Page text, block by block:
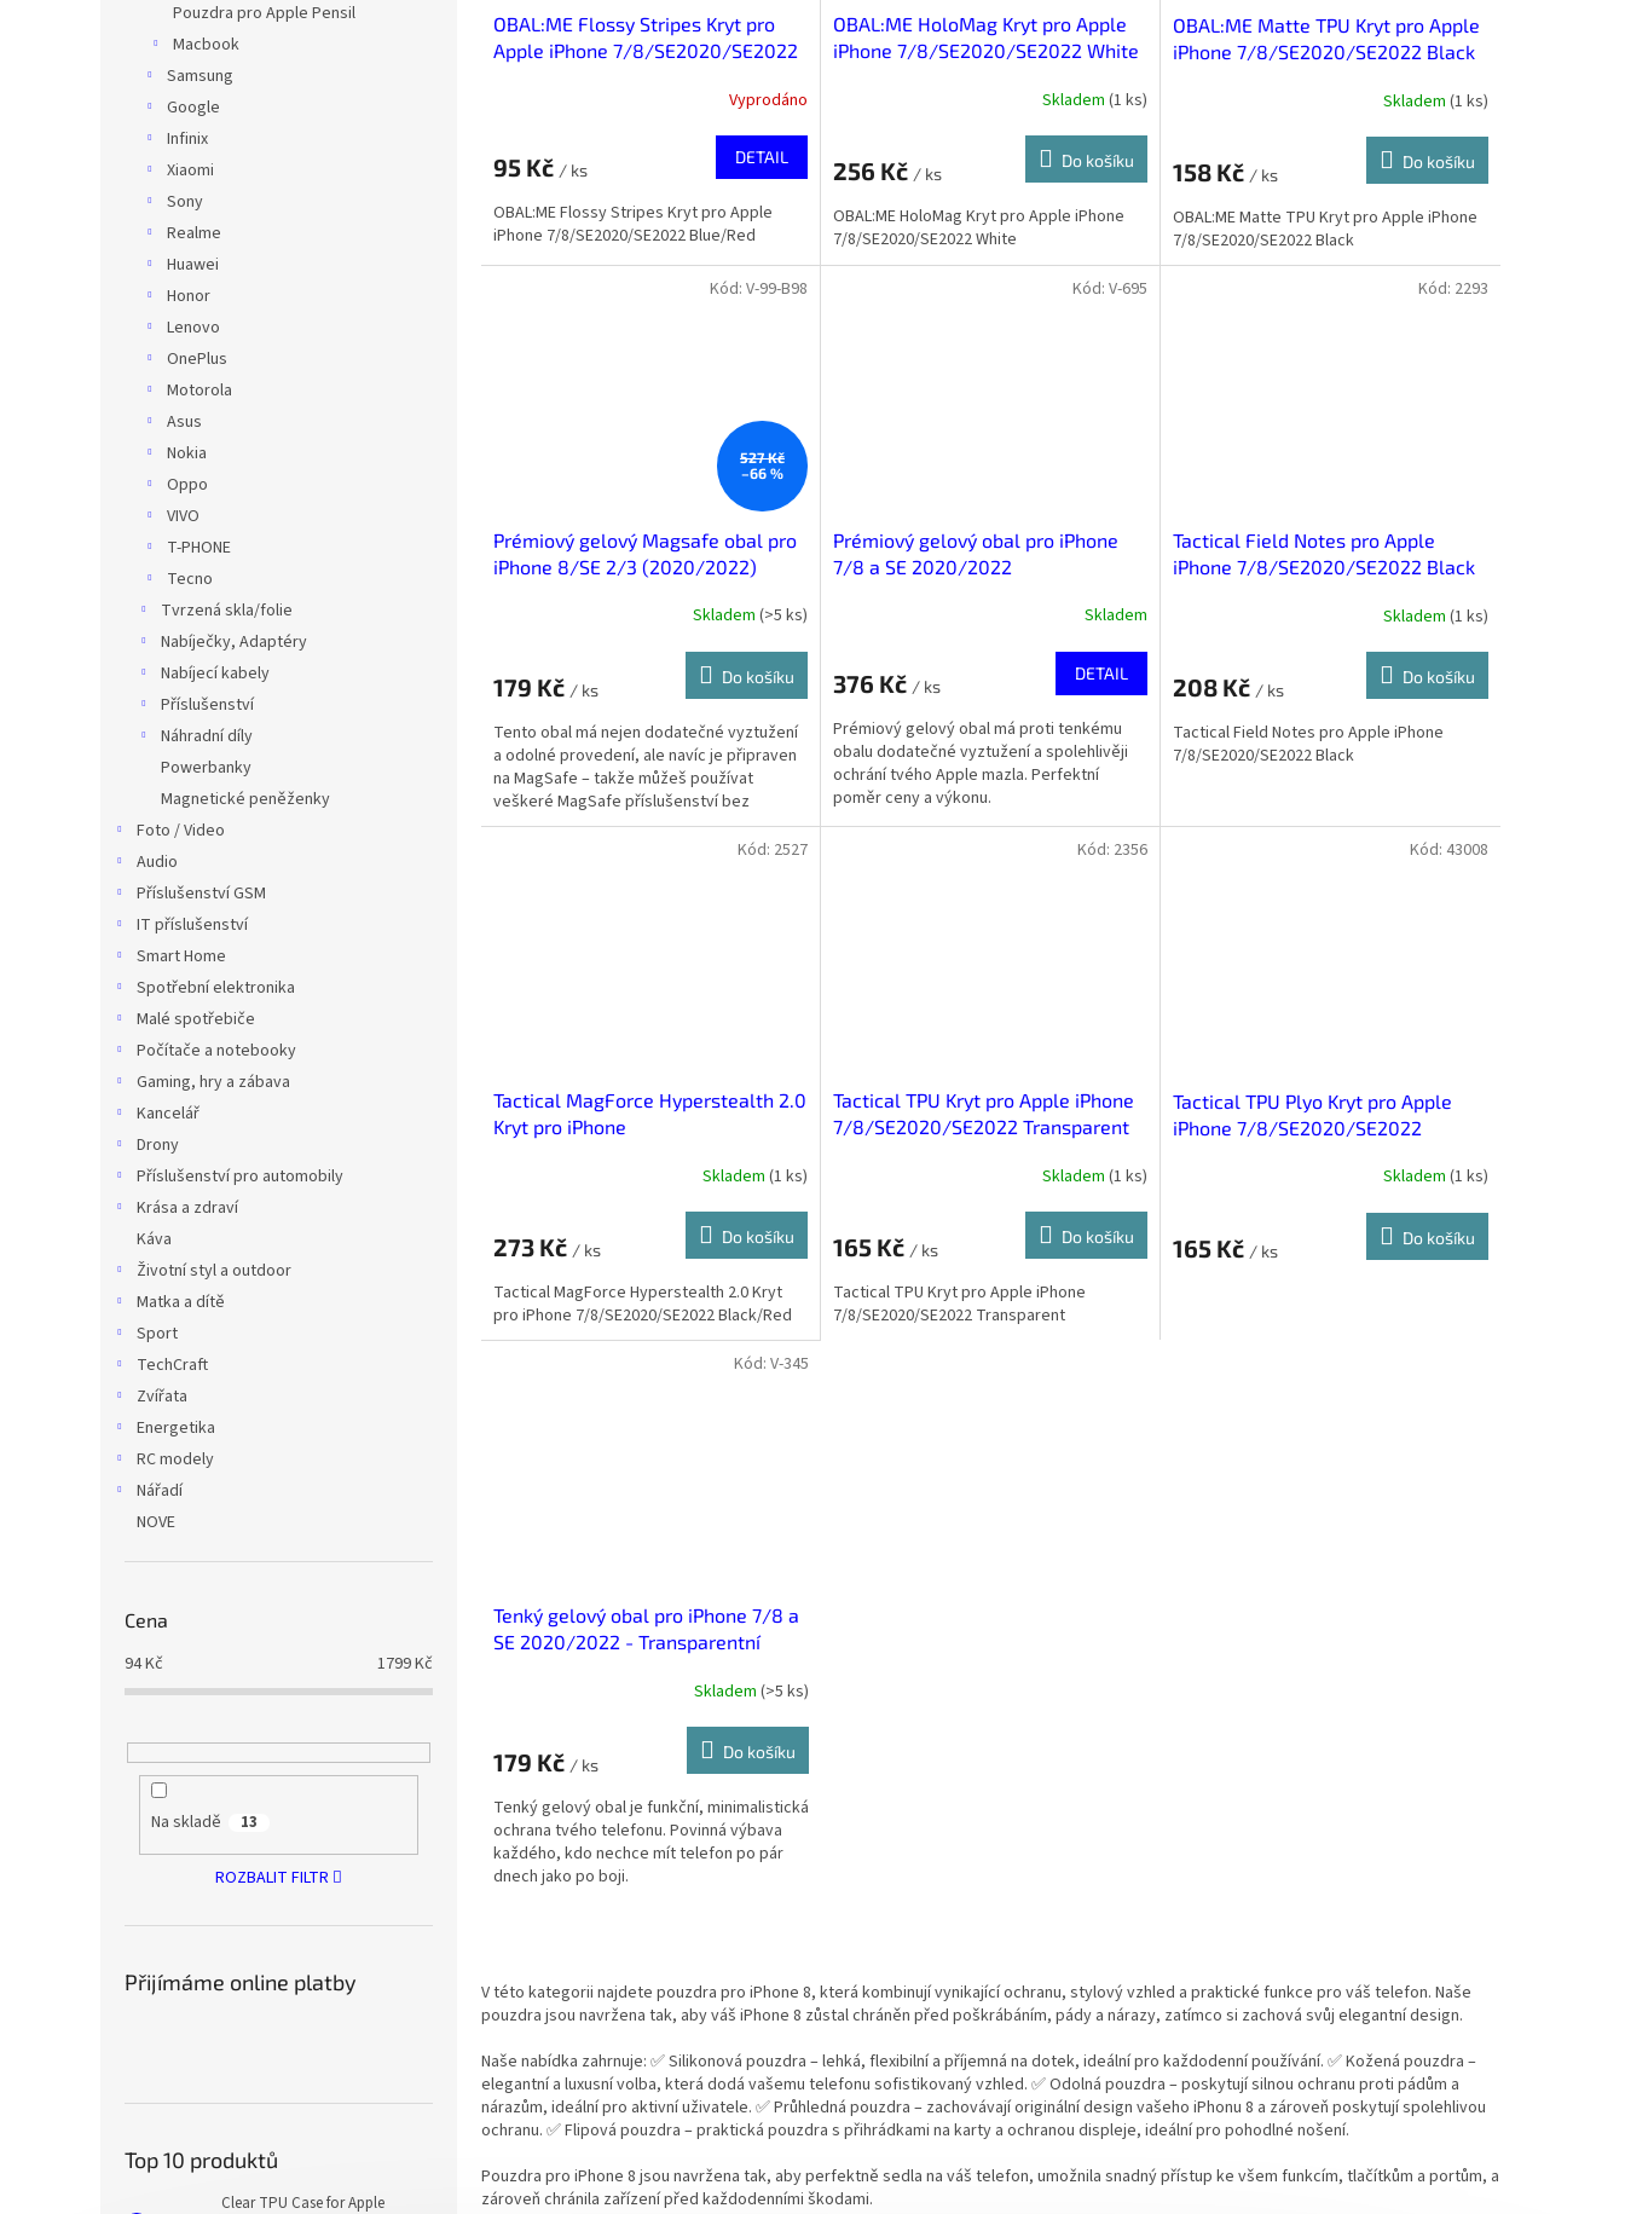
Pouzdra pro Apple Pensil
Macbook
Samsung
Google
Infinix
Xiaomi
Sony
Realme
Huawei
Honor
Lenovo
OnePlus
Motorola
Asus
Nokia
Oppo
VIVO
T-PHONE
Tecno
Tvrzená skla/folie
Nabíječky, Adaptéry
Nabíjecí kabely
Příslušenství
Náhradní díly
Powerbanky
Magnetické peněženky
Foto / Video
Audio
Příslušenství GSM
IT příslušenství
Smart Home
Spotřební elektronika
Malé spotřebiče
Počítače a notebooky
Gaming, hry a zábava
Kancelář
Drony
Příslušenství pro automobily
Krása a zdraví
Káva
Životní styl a outdoor
Matka a dítě
Sport
TechCraft
Zvířata
Energetika
RC modely
Nářadí
NOVE
Cena
94Kč 1799Kč
Na skladě 13
ROZBALIT FILTR
Přijímáme online platby
Top 10 produktů
Clear TPU Case for Apple
OBAL:ME Flossy Stripes Kryt pro
Apple iPhone 7/8/SE2020/SE2022
Vyprodáno
95 Kč / ks
DETAIL
OBAL:ME Flossy Stripes Kryt pro Apple
iPhone 7/8/SE2020/SE2022 Blue/Red
OBAL:ME HoloMag Kryt pro Apple
iPhone 7/8/SE2020/SE2022 White
Skladem (1 ks)
256 Kč / ks
Do košíku
OBAL:ME HoloMag Kryt pro Apple iPhone
7/8/SE2020/SE2022 White
OBAL:ME Matte TPU Kryt pro Apple
iPhone 7/8/SE2020/SE2022 Black
Skladem (1 ks)
158 Kč / ks
Do košíku
OBAL:ME Matte TPU Kryt pro Apple iPhone
7/8/SE2020/SE2022 Black
527 Kč
–66 %
Prémiový gelový Magsafe obal pro
iPhone 8/SE 2/3 (2020/2022)
Skladem (>5 ks)
179 Kč / ks
Do košíku
Tento obal má nejen dodatečné vyztužení
a odolné provedení, ale navíc je připraven
na MagSafe – takže můžeš používat
veškeré MagSafe příslušenství bez
omezení.
Kód: V-99-B98
Prémiový gelový obal pro iPhone
7/8 a SE 2020/2022
Skladem
376 Kč / ks
DETAIL
Prémiový gelový obal má proti tenkému
obalu dodatečné vyztužení a spolehlivěji
ochrání tvého Apple mazla. Perfektní
poměr ceny a výkonu.
Kód: V-695
Tactical Field Notes pro Apple
iPhone 7/8/SE2020/SE2022 Black
Skladem (1 ks)
208 Kč / ks
Do košíku
Tactical Field Notes pro Apple iPhone
7/8/SE2020/SE2022 Black
Kód: 2293
Tactical MagForce Hyperstealth 2.0
Kryt pro iPhone
Skladem (1 ks)
273 Kč / ks
Do košíku
Tactical MagForce Hyperstealth 2.0 Kryt
pro iPhone 7/8/SE2020/SE2022 Black/Red
Kód: 2527
Tactical TPU Kryt pro Apple iPhone
7/8/SE2020/SE2022 Transparent
Skladem (1 ks)
165 Kč / ks
Do košíku
Tactical TPU Kryt pro Apple iPhone
7/8/SE2020/SE2022 Transparent
Kód: 2356
Tactical TPU Plyo Kryt pro Apple
iPhone 7/8/SE2020/SE2022
Skladem (1 ks)
165 Kč / ks
Do košíku
Kód: 43008
Tenký gelový obal pro iPhone 7/8 a
SE 2020/2022 - Transparentní
Skladem (>5 ks)
179 Kč / ks
Do košíku
Tenký gelový obal je funkční, minimalistická
ochrana tvého telefonu. Povinná výbava
každého, kdo nechce mít telefon po pár
dnech jako po boji.
Kód: V-345
á
d
c
í
p
r
v
k
V této kategorii najdete pouzdra pro iPhone 8, která kombinují vynikající ochranu, stylový vzhled a praktické funkce pro váš telefon. Naše
pouzdra jsou navržena tak, aby váš iPhone 8 zůstal chráněn před poškrábáním, pády a nárazy, zatímco si zachová svůj elegantní design.
Naše nabídka zahrnuje: ✅ Silikonová pouzdra – lehká, flexibilní a příjemná na dotek, ideální pro každodenní používání. ✅ Kožená pouzdra –
elegantní a luxusní volba, která dodá vašemu telefonu sofistikovaný vzhled. ✅ Odolná pouzdra – poskytují silnou ochranu proti pádům a
nárazům, ideální pro aktivní uživatele. ✅ Průhledná pouzdra – zachovávají originální design vašeho iPhonu 8 a zároveň poskytují spolehlivou
ochranu. ✅ Flipová pouzdra – praktická pouzdra s přihrádkami na karty a ochranou displeje, ideální pro pohodlné nošení.
Pouzdra pro iPhone 8 jsou navržena tak, aby perfektně sedla na váš telefon, umožnila snadný přístup ke všem funkcím, tlačítkům a portům, a
zároveň chránila zařízení před každodenními škodami.